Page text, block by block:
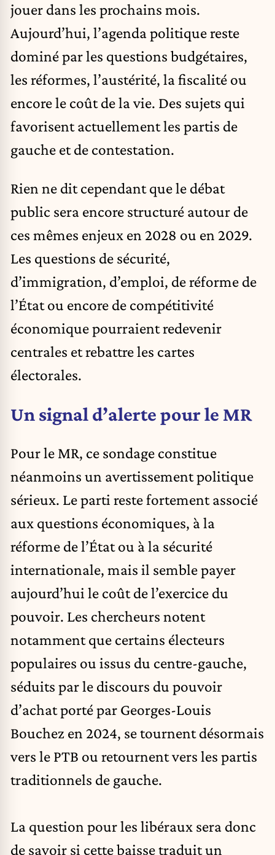
jouer dans les prochains mois.
Aujourd’hui, l’agenda politique reste
dominé par les questions budgétaires,
les réformes, l’austérité, la fiscalité ou
encore le coût de la vie. Des sujets qui
favorisent actuellement les partis de
gauche et de contestation.
Rien ne dit cependant que le débat
public sera encore structuré autour de
ces mêmes enjeux en 2028 ou en 2029.
Les questions de sécurité,
d’immigration, d’emploi, de réforme de
l’État ou encore de compétitivité
économique pourraient redevenir
centrales et rebattre les cartes
électorales.
Un signal d’alerte pour le MR
Pour le MR, ce sondage constitue
néanmoins un avertissement politique
sérieux. Le parti reste fortement associé
aux questions économiques, à la
réforme de l’État ou à la sécurité
internationale, mais il semble payer
aujourd’hui le coût de l’exercice du
pouvoir. Les chercheurs notent
notamment que certains électeurs
populaires ou issus du centre-gauche,
séduits par le discours du pouvoir
d’achat porté par Georges-Louis
Bouchez en 2024, se tournent désormais
vers le PTB ou retournent vers les partis
traditionnels de gauche.
La question pour les libéraux sera donc
de savoir si cette baisse traduit un